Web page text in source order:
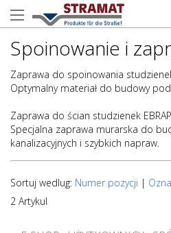
Spoinowanie i
Zaprawa do spoinowania
Optymalny materiał do budowy
Zaprawa do ścian studzienek
Specjalna zaprawa murarska do
kanalizacyjnych i szybkich napraw.
Sortuj wedlug: Numer pozycji |
2 Artykul